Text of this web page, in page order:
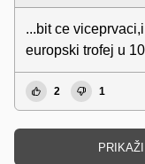
...bit ce
europski trofej u
2 1